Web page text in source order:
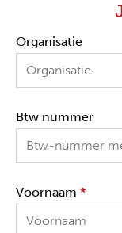
Organisatie
Btw nummer
Voornaam *